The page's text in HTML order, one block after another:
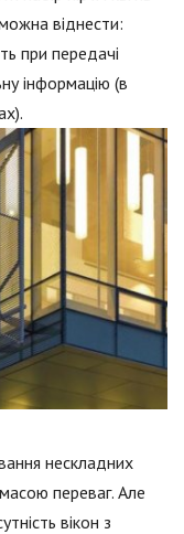
віднести:
при передачі
інформацію (в
нескладних
переваг. Але
вікон з